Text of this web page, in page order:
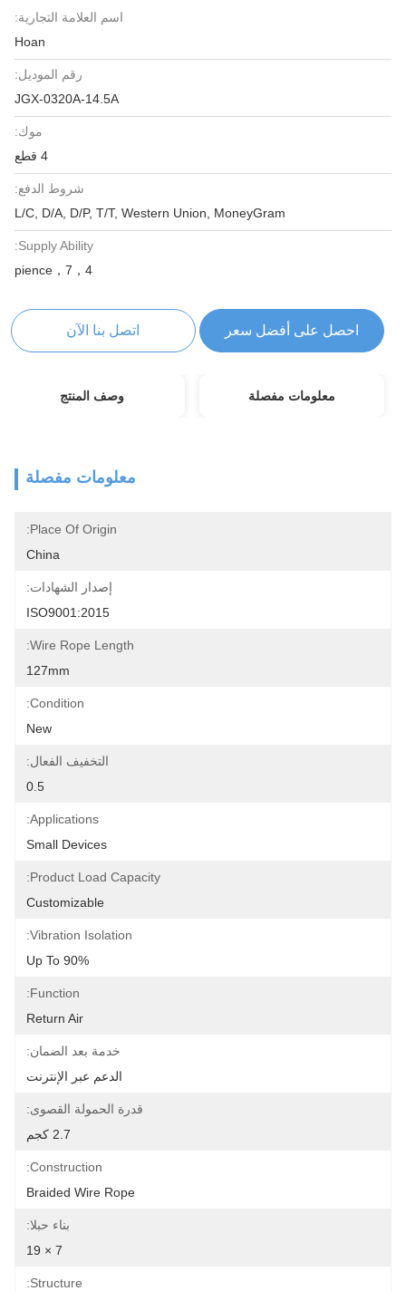
اسم العلامة التجارية:
Hoan
رقم الموديل:
JGX-0320A-14.5A
موك:
4 قطع
شروط الدفع:
L/C, D/A, D/P, T/T, Western Union, MoneyGram
Supply Ability:
4，pience，7
احصل على أفضل سعر اتصل بنا الآن
معلومات مفصلة وصف المنتج
معلومات مفصلة
Place Of Origin:
China
إصدار الشهادات:
ISO9001:2015
Wire Rope Length:
127mm
Condition:
New
التخفيف الفعال:
0.5
Applications:
Small Devices
Product Load Capacity:
Customizable
Vibration Isolation:
Up To 90%
Function:
Return Air
خدمة بعد الضمان:
الدعم عبر الإنترنت
قدرة الحمولة القصوى:
2.7 كجم
Construction:
Braided Wire Rope
بناء حبلا:
Structure: